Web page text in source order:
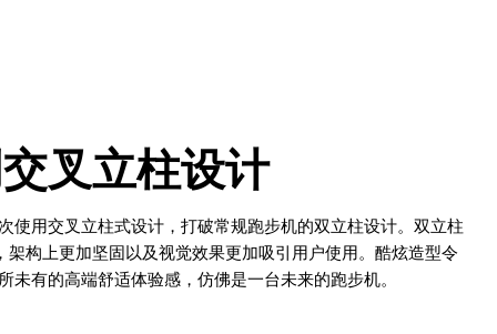
叉立柱设计
使用交叉立柱式设计，打破常规跑步机的双立柱设计。双立柱
架构上更加坚固以及视觉效果更加吸引用户使用。酷炫造型令
未有的高端舒适体验感，仿佛是一台未来的跑步机。